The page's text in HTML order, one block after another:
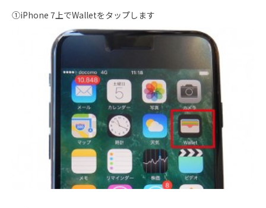
①iPhone 7上でWalletをタップします